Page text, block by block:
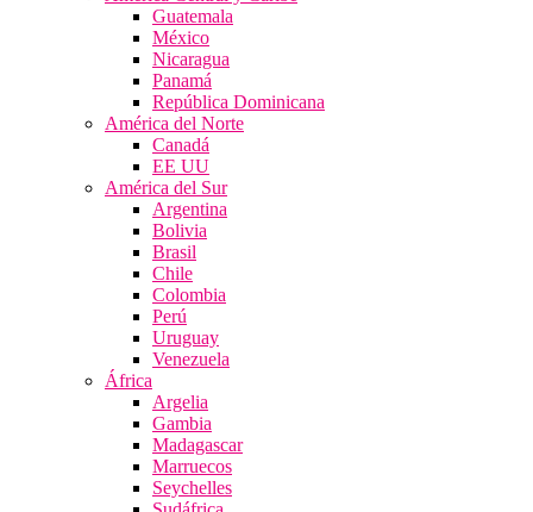
Guatemala
México
Nicaragua
Panamá
República Dominicana
América del Norte
Canadá
EE UU
América del Sur
Argentina
Bolivia
Brasil
Chile
Colombia
Perú
Uruguay
Venezuela
África
Argelia
Gambia
Madagascar
Marruecos
Seychelles